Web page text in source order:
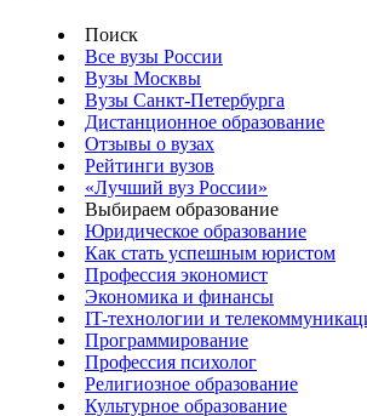
Поиск
Все вузы России
Вузы Москвы
Вузы Санкт-Петербурга
Дистанционное образование
Отзывы о вузах
Рейтинги вузов
«Лучший вуз России»
Выбираем образование
Юридическое образование
Как стать успешным юристом
Профессия экономист
Экономика и финансы
IT-технологии и
Программирование
Профессия психолог
Религиозное образование
Культурное образование